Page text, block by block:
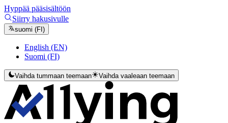
Hyppää pääsisältöön
Siirry hakusivulle
suomi (FI)
English (EN)
Suomi (FI)
Vaihda tummaan teemaan Vaihda vaaleaan teemaan